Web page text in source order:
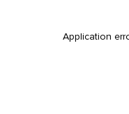
Application